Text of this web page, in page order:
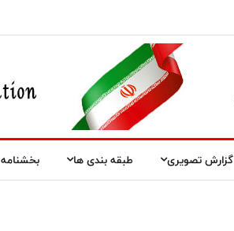
گزارش تصویری طبقه بندی ها بخشنامه